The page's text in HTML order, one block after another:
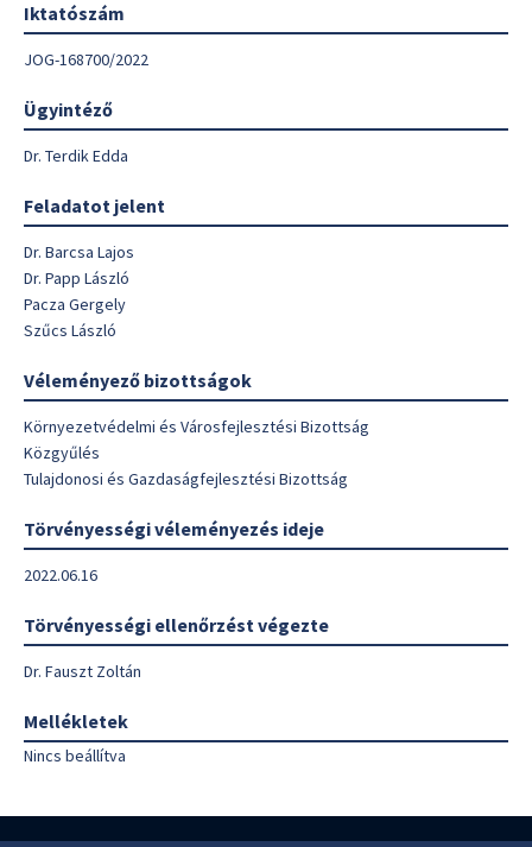
Iktatószám
JOG-168700/2022
Ügyintéző
Dr. Terdik Edda
Feladatot jelent
Dr. Barcsa Lajos
Dr. Papp László
Pacza Gergely
Szűcs László
Véleményező bizottságok
Környezetvédelmi és Városfejlesztési Bizottság
Közgyűlés
Tulajdonosi és Gazdaságfejlesztési Bizottság
Törvényességi véleményezés ideje
2022.06.16
Törvényességi ellenőrzést végezte
Dr. Fauszt Zoltán
Mellékletek
Nincs beállítva